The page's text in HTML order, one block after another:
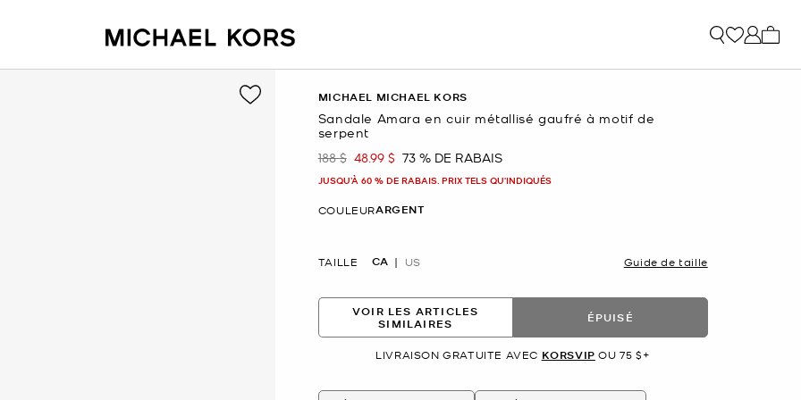
MICHAEL MICHAEL KORS
Sandale Amara en cuir métallisé gaufré à motif de
serpent
était
188 $ maintenant
48.99 $ 73 % DE RABAIS
JUSQU’À 60 % DE RABAIS. PRIX TELS QU'INDIQUÉS
COULEURARGENT
TAILLE CA US Guide de taille
VOIR LES ARTICLES
SIMILAIRES
ÉPUISÉ
LIVRAISON GRATUITE AVEC KORSVIP OU 75 $+